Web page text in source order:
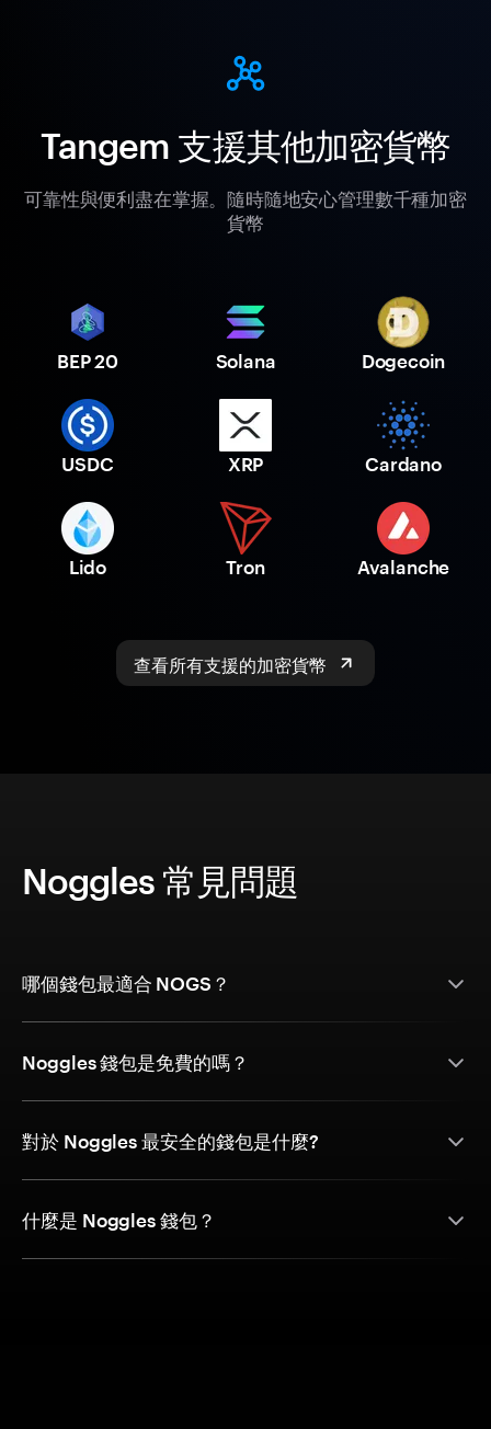
Tangem 支援其他加密貨幣
可靠性與便利盡在掌握。隨時隨地安心管理數千種加密
貨幣
BEP 20 Solana Dogecoin
USDC XRP Cardano
Lido Tron Avalanche
查看所有支援的加密貨幣
Noggles 常見問題
哪個錢包最適合 NOGS？
Noggles 錢包是免費的嗎？
對於 Noggles 最安全的錢包是什麼?
什麼是 Noggles 錢包？